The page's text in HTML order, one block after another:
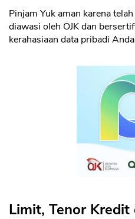
Pinjam Yuk aman karena
diawasi oleh OJK dan
kerahasiaan data pribadi
Limit, Tenor Kredit